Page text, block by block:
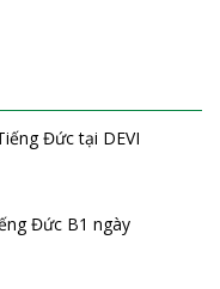
Đức tại DEVI
Đức B1 ngày